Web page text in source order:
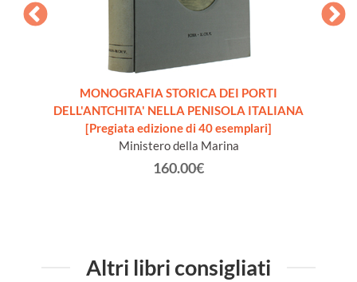
MONOGRAFIA STORICA DEI PORTI
DELL'ANTCHITA' NELLA PENISOLA ITALIANA
[Pregiata edizione di 40 esemplari]
Ministero della Marina
160.00€
Altri libri consigliati